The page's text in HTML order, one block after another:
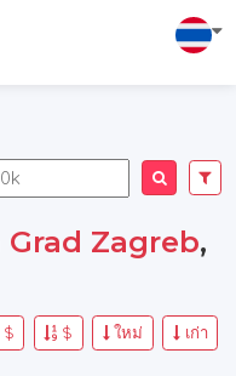
Grad Zagreb,
เก่า
ใหม่
$
$